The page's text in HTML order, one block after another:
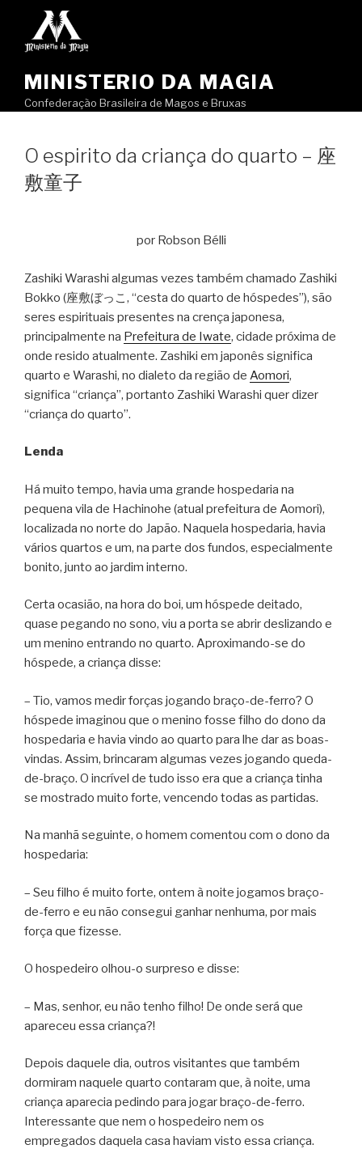
MINISTERIO DA MAGIA
Confederação Brasileira de Magos e Bruxas
O espirito da criança do quarto – 座
敷童子
por Robson Bélli
Zashiki Warashi algumas vezes também chamado Zashiki
Bokko (座敷ぼっこ, “cesta do quarto de hóspedes”), são
seres espirituais presentes na crença japonesa,
principalmente na Prefeitura de Iwate, cidade próxima de
onde resido atualmente. Zashiki em japonês significa
quarto e Warashi, no dialeto da região de Aomori,
significa “criança”, portanto Zashiki Warashi quer dizer
“criança do quarto”.
Lenda
Há muito tempo, havia uma grande hospedaria na
pequena vila de Hachinohe (atual prefeitura de Aomori),
localizada no norte do Japão. Naquela hospedaria, havia
vários quartos e um, na parte dos fundos, especialmente
bonito, junto ao jardim interno.
Certa ocasião, na hora do boi, um hóspede deitado,
quase pegando no sono, viu a porta se abrir deslizando e
um menino entrando no quarto. Aproximando-se do
hóspede, a criança disse:
– Tio, vamos medir forças jogando braço-de-ferro? O
hóspede imaginou que o menino fosse filho do dono da
hospedaria e havia vindo ao quarto para lhe dar as boas-
vindas. Assim, brincaram algumas vezes jogando queda-
de-braço. O incrível de tudo isso era que a criança tinha
se mostrado muito forte, vencendo todas as partidas.
Na manhã seguinte, o homem comentou com o dono da
hospedaria:
– Seu filho é muito forte, ontem à noite jogamos braço-
de-ferro e eu não consegui ganhar nenhuma, por mais
força que fizesse.
O hospedeiro olhou-o surpreso e disse:
– Mas, senhor, eu não tenho filho! De onde será que
apareceu essa criança?!
Depois daquele dia, outros visitantes que também
dormiram naquele quarto contaram que, à noite, uma
criança aparecia pedindo para jogar braço-de-ferro.
Interessante que nem o hospedeiro nem os
empregados daquela casa haviam visto essa criança.